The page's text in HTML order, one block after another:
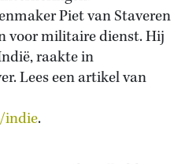
Piet van Staveren
voor militaire dienst. Hij
raakte in
Lees een artikel van
indie.